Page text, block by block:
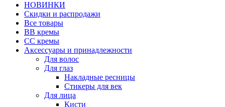
НОВИНКИ
Скидки и распродажи
Все товары
BB кремы
CC кремы
Аксессуары и принадлежности
Для волос
Для глаз
Накладные ресницы
Стикеры для век
Для лица
Кисти